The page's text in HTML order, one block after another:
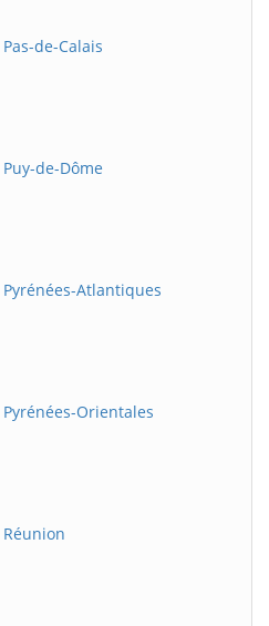
de-Calais
de-Dôme
Atlantiques
Orientales